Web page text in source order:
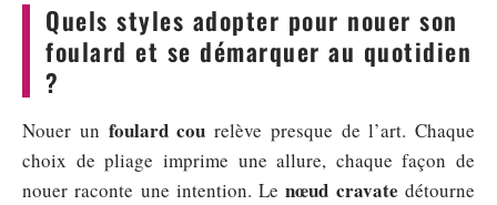
Quels styles adopter pour nouer son
foulard et se démarquer au quotidien
?
Nouer un foulard cou relève presque de l’art. Chaque
choix de pliage imprime une allure, chaque façon de
nouer raconte une intention. Lenœud cravate détourne